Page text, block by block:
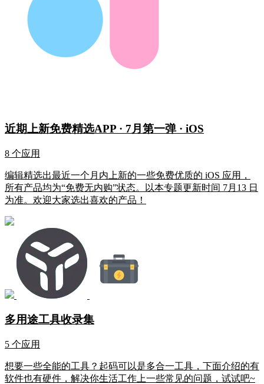
近期上新免费精选APP · 7月第一弹 · iOS
8 个应用
编辑精选出最近一个月内上新的一些免费优质的 iOS 应用，
所有产品均为“免费无内购”状态。以本专题更新时间 7月13 日
为准。欢迎大家选出喜欢的产品！
多用途工具收录集
5 个应用
想要一些全能的工具？起码可以是多合一工具，下面介绍的有
软件也有硬件，解决你生活工作上一些常见的问题，试试吧~